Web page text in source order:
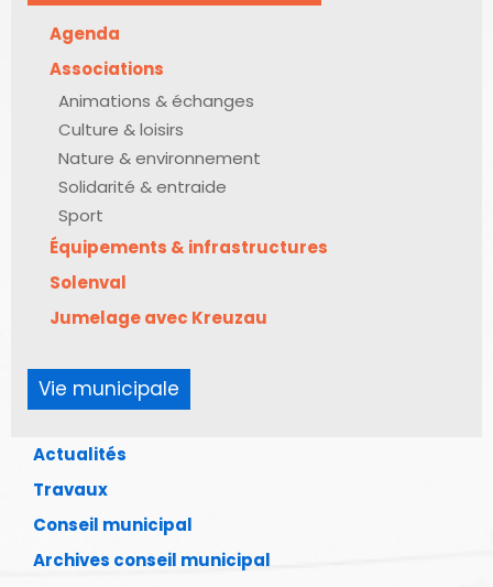
Agenda
Associations
Animations & échanges
Culture & loisirs
Nature & environnement
Solidarité & entraide
Sport
Équipements & infrastructures
Solenval
Jumelage avec Kreuzau
Vie municipale
Actualités
Travaux
Conseil municipal
Archives conseil municipal